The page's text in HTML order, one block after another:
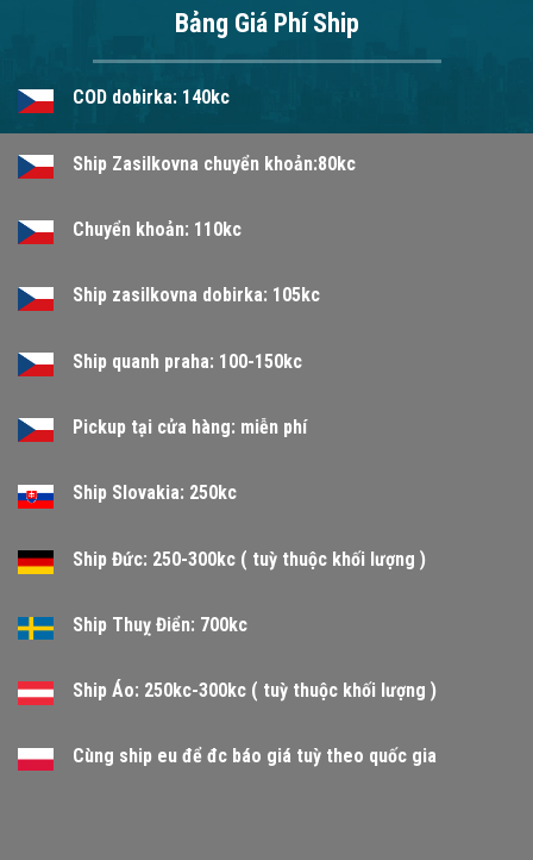
Bảng Giá Phí Ship
COD dobirka: 140kc
Ship Zasilkovna chuyển khoản:80kc
Chuyển khoản: 110kc
Ship zasilkovna dobirka: 105kc
Ship quanh praha: 100-150kc
Pickup tại cửa hàng: miễn phí
Ship Slovakia: 250kc
Ship Đức: 250-300kc ( tuỳ thuộc khối lượng )
Ship Thuỵ Điển: 700kc
Ship Áo: 250kc-300kc ( tuỳ thuộc khối lượng )
Cùng ship eu để đc báo giá tuỳ theo quốc gia